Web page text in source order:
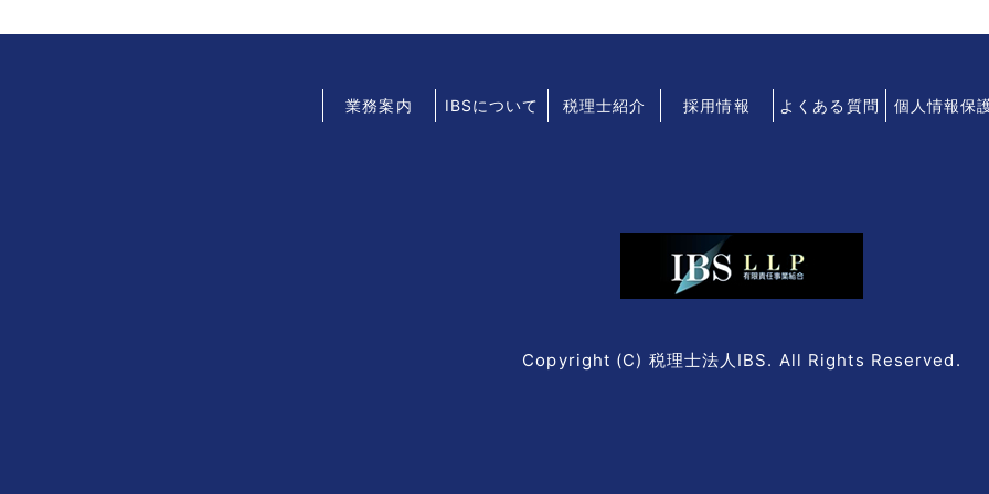
業務案内 IBSについて 税理士紹介 採用情報 よくある質問 個人情報保
Copyright (C) 税理士法人IBS. All Rights Reserved.